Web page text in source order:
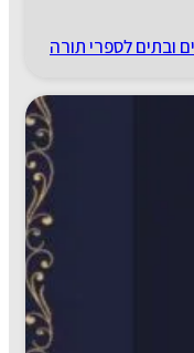
ובתים לספרי תורה